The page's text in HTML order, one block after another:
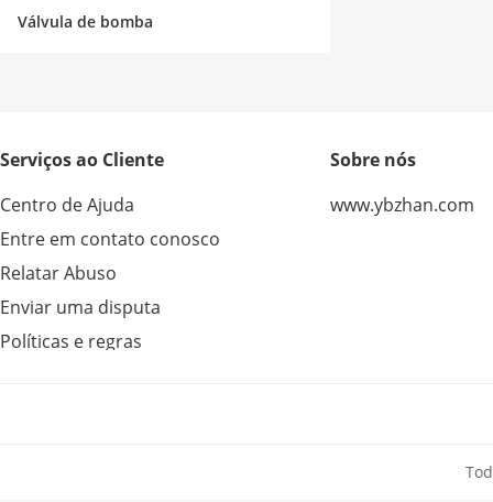
Válvula de bomba
Serviços ao Cliente
Centro de Ajuda
Entre em contato conosco
Relatar Abuso
Enviar uma disputa
Políticas e regras
Sobre nós
www.ybzhan.com